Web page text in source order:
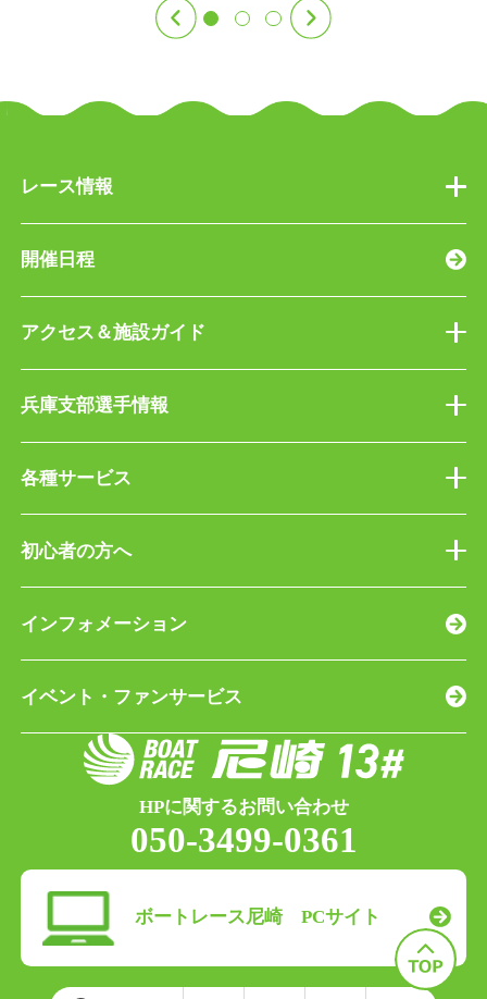
レース情報
開催日程
アクセス＆施設ガイド
兵庫支部選手情報
各種サービス
初心者の方へ
インフォメーション
イベント・ファンサービス
HPに関するお問い合わせ
050-3499-0361
ボートレース尼崎 PCサイト